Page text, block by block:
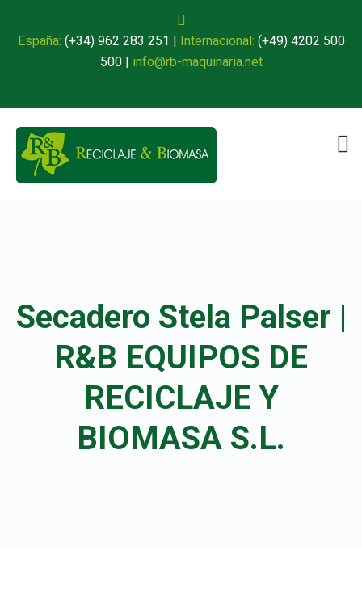
España: (+34) 962 283 251 | Internacional: (+49) 4202 500
500| info@rb-maquinaria.net
Secadero Stela Palser |
R&B EQUIPOS DE
RECICLAJE Y
BIOMASA S.L.